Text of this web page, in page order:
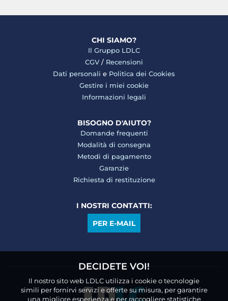
CHI SIAMO?
Il Gruppo LDLC
CGV / Recensioni
Dati personali e Politica dei Cookies
Gestire i miei cookie
Informazioni legali
BISOGNO D'AIUTO?
Domande frequenti
Modalità di consegna
Metodi di pagamento
Garanzie
Richiesta di restituzione
I NOSTRI CONTATTI:
PER E-MAIL
DECIDETE VOI!
Il nostro sito web LDLC utilizza i cookie o tecnologie
simili per fornirvi servizi e offerte su misura, per garantire
una migliore esperienza e per raccogliere statistiche